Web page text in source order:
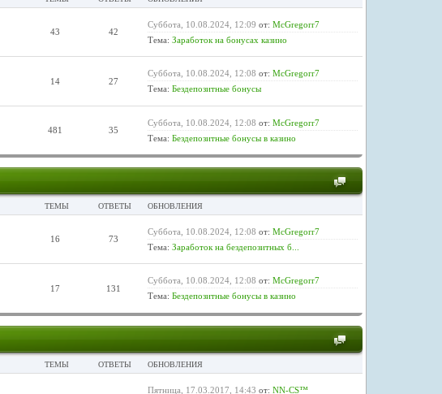
43 42
Суббота, 10.08.2024, 12:09 от: McGregorr7
Тема: Заработок на бонусах казино
14 27
Суббота, 10.08.2024, 12:08 от: McGregorr7
Тема: Бездепозитные бонусы
481 35
Суббота, 10.08.2024, 12:08 от: McGregorr7
Тема: Бездепозитные бонусы в казино
ТЕМЫ ОТВЕТЫ ОБНОВЛЕНИЯ
16 73
Суббота, 10.08.2024, 12:08 от: McGregorr7
Тема: Заработок на бездепозитных б...
17 131
Суббота, 10.08.2024, 12:08 от: McGregorr7
Тема: Бездепозитные бонусы в казино
ТЕМЫ ОТВЕТЫ ОБНОВЛЕНИЯ
Пятница, 17.03.2017, 14:43 от: NN-CS™